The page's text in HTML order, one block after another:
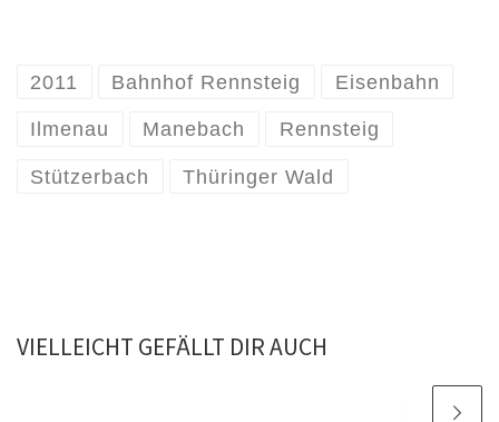
2011 Bahnhof Rennsteig Eisenbahn
Ilmenau Manebach Rennsteig
Stützerbach Thüringer Wald
VIELLEICHT GEFÄLLT DIR AUCH